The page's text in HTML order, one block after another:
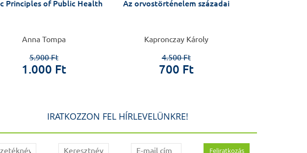
Principles of Public Health
Anna Tompa
5.900 Ft
1.000 Ft
Az orvostörténelem századai
Kapronczay Károly
4.500 Ft
700 Ft
IRATKOZZON FEL HÍRLEVELÜNKRE!